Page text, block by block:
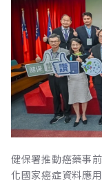
健保署推動癌藥事
化國家癌症資料應用